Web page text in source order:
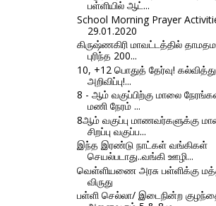
பள்ளியில் ஆட்...
School Morning Prayer
29.01.2020
கிருஷ்ணகிரி மாவட்டத்தில்
புரிந்த 200...
10, +12 பொதுத் தேர்வு!
அறிவிப்பு!...
8 - ஆம் வகுப்பிற்கு மாலை
மணி நேரம் ...
8ஆம் வகுப்பு மாணவர்களுக்கு
சிறப்பு வகுப்ப...
இந்த இரண்டு நாட்கள் வங்கிகள்
செயல்படாது..வங்கி ஊழி...
வெள்ளியணை அரசு பள்ளிக்கு
விருது
பள்ளி செல்லா/ இடைநின்ற